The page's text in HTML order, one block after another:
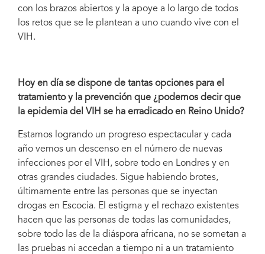
con los brazos abiertos y la apoye a lo largo de todos
los retos que se le plantean a uno cuando vive con el
VIH.
Hoy en día se dispone de tantas opciones para el
tratamiento y la prevención que ¿podemos decir que
la epidemia del VIH se ha erradicado en Reino Unido?
Estamos logrando un progreso espectacular y cada
año vemos un descenso en el número de nuevas
infecciones por el VIH, sobre todo en Londres y en
otras grandes ciudades. Sigue habiendo brotes,
últimamente entre las personas que se inyectan
drogas en Escocia. El estigma y el rechazo existentes
hacen que las personas de todas las comunidades,
sobre todo las de la diáspora africana, no se sometan a
las pruebas ni accedan a tiempo ni a un tratamiento